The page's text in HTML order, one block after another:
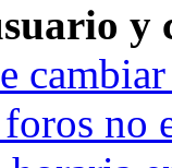
y
no